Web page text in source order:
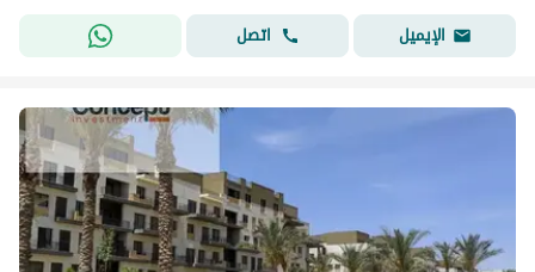
الإيميل
اتصل